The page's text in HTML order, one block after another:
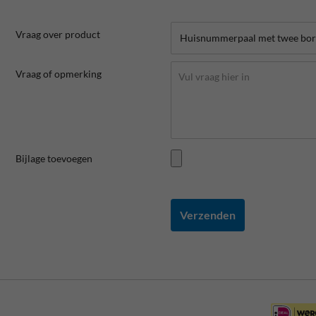
Vraag over product
Vraag of opmerking
Bijlage toevoegen
Verzenden